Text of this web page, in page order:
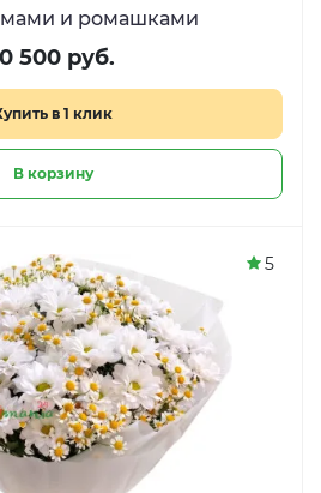
и ромашками
500 руб.
в 1 клик
В корзину
5